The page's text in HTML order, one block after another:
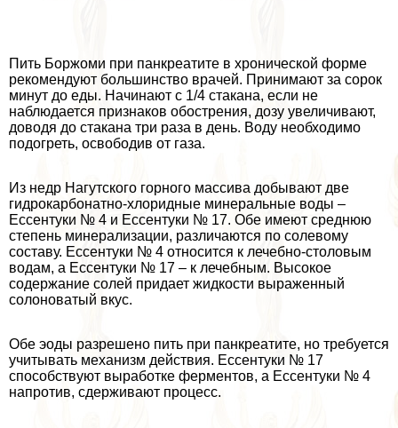
Пить Боржоми при панкреатите в хронической форме
рекомендуют большинство врачей. Принимают за сорок
минут до еды. Начинают с 1/4 стакана, если не
наблюдается признаков обострения, дозу увеличивают,
доводя до стакана три раза в день. Воду необходимо
подогреть, освободив от газа.
Из недр Нагутского горного массива добывают две
гидрокарбонатно-хлоридные минеральные воды –
Ессентуки № 4 и Ессентуки № 17. Обе имеют среднюю
степень минерализации, различаются по солевому
составу. Ессентуки № 4 относится к лечебно-столовым
водам, а Ессентуки № 17 – к лечебным. Высокое
содержание солей придает жидкости выраженный
солоноватый вкус.
Обе эоды разрешено пить при панкреатите, но требуется
учитывать механизм действия. Ессентуки № 17
способствуют выработке ферментов, а Ессентуки № 4
напротив, сдерживают процесс.